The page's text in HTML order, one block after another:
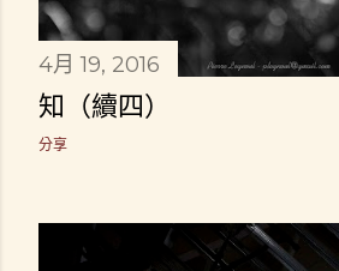
4月 19, 2016
知（續四）
分享